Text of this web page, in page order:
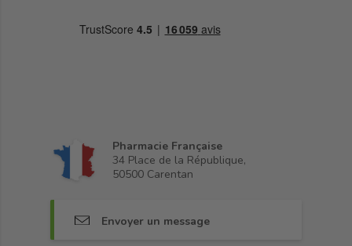
Pharmacie Française
34 Place de la République,
50500 Carentan
Envoyer un message